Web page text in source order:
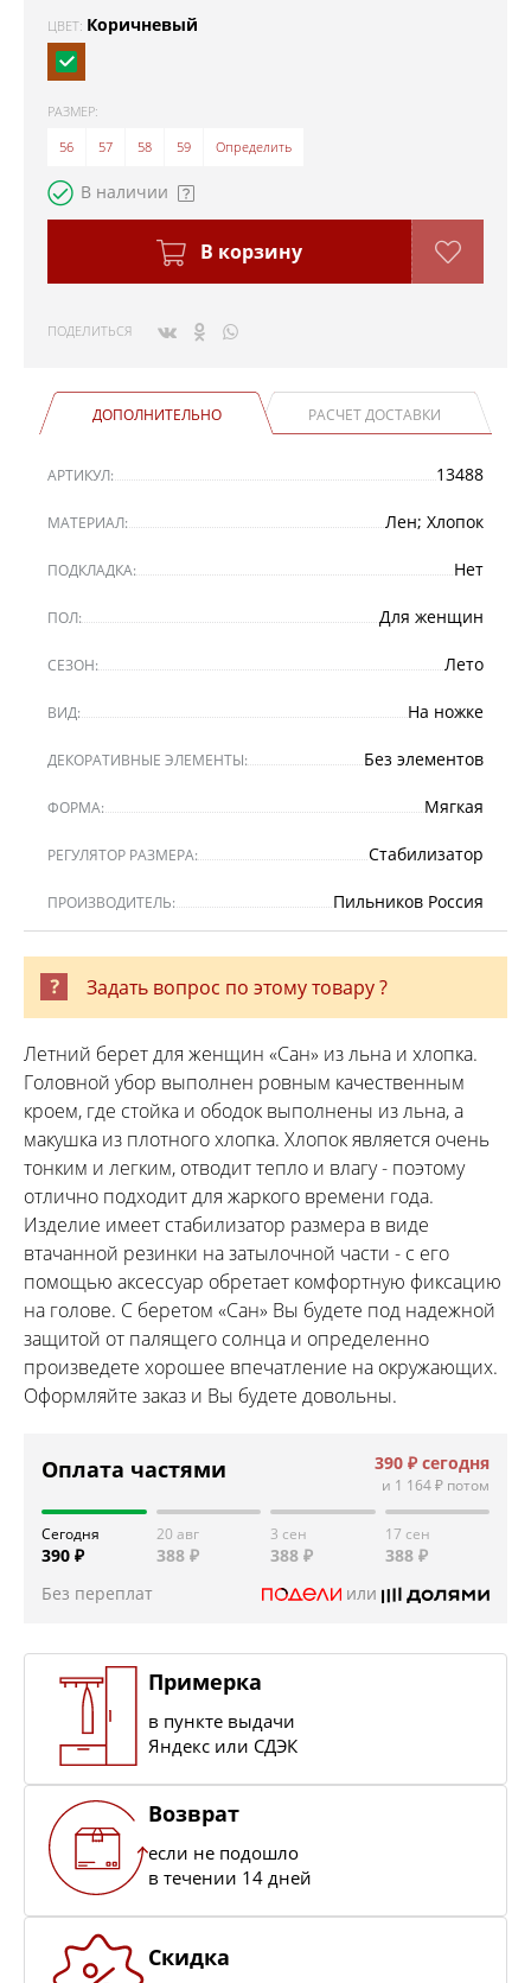
ЦВЕТ: Коричневый
РАЗМЕР:
56
57 58 59 Определить
В наличии
В корзину
ПОДЕЛИТЬСЯ
ДОПОЛНИТЕЛЬНО РАСЧЕТ ДОСТАВКИ
АРТИКУЛ: 13488
МАТЕРИАЛ: Лен; Хлопок
ПОДКЛАДКА: Нет
ПОЛ: Для женщин
СЕЗОН: Лето
ВИД: На ножке
ДЕКОРАТИВНЫЕ ЭЛЕМЕНТЫ: Без элементов
ФОРМА: Мягкая
РЕГУЛЯТОР РАЗМЕРА: Стабилизатор
ПРОИЗВОДИТЕЛЬ: Пильников Россия
Задать вопрос по этому товару ?
Летний берет для женщин «Сан» из льна и хлопка.
Головной убор выполнен ровным качественным
кроем, где стойка и ободок выполнены из льна, а
макушка из плотного хлопка. Хлопок является очень
тонким и легким, отводит тепло и влагу - поэтому
отлично подходит для жаркого времени года.
Изделие имеет стабилизатор размера в виде
втачанной резинки на затылочной части - с его
помощью аксессуар обретает комфортную фиксацию
на голове. С беретом «Сан» Вы будете под надежной
защитой от палящего солнца и определенно
произведете хорошее впечатление на окружающих.
Оформляйте заказ и Вы будете довольны.
Оплата частями 390 ₽ сегодня
и 1 164 ₽ потом
Сегодня
390 ₽
20 авг
388 ₽
3 сен
388 ₽
17 сен
388 ₽
Без переплат
или
Примерка
в пункте выдачи
Яндекс или СДЭК
Возврат
если не подошло
в течении 14 дней
Скидка